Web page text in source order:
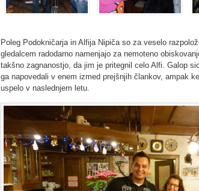
Poleg Podokničarja in Alfija Nipiča so za veselo
gledalcem radodarno namenjajo za nemoteno
takšno zagnanostjo, da jim je pritegnil celo Alfi. Galop
ga napovedali v enem izmed prejšnjih člankov, ampak
uspelo v naslednjem letu.